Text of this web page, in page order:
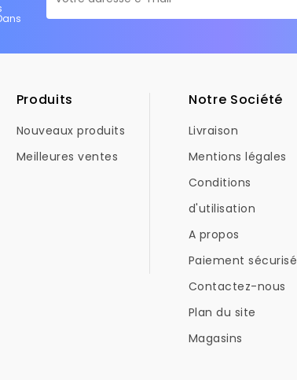
Produits
Nouveaux produits
Meilleures ventes
Notre Société
Livraison
Mentions légales
Conditions
d'utilisation
A propos
Paiement sécurisé
Contactez-nous
Plan du site
Magasins